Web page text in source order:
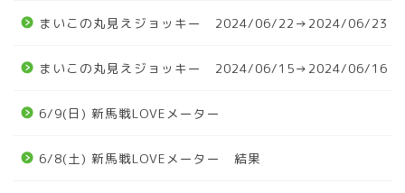
まいこの丸見えジョッキー 2024/06/22→2024/06/23
まいこの丸見えジョッキー 2024/06/15→2024/06/16
6/9(日) 新馬戦LOVEメーター
6/8(土) 新馬戦LOVEメーター 結果